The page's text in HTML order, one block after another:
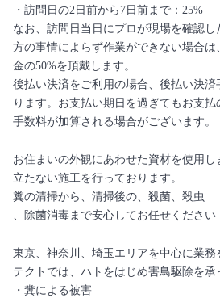
・訪問日の2日前から7日前まで：25%
なお、訪問日当日にプロが現場を確認し
方の事情によらず作業ができない場合
金の50%を頂戴します。
後払い決済をご利用の場合、後払い決済
ります。お支払い期日を過ぎてもお支払
手数料が加算される場合がございます。
お住まいの外観にあわせた資材を使用し
立たない施工を行っております。
糞の清掃から、清掃後の、殺菌、殺虫
、除菌消毒まで安心してお任せください
東京、神奈川、埼玉エリアを中心に業務
テクトでは、ハトをはじめ害鳥駆除を承
・糞による被害